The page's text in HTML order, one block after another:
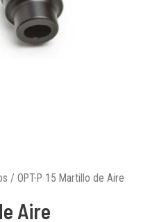
/ OPT-P 15 Martillo de Aire
Aire